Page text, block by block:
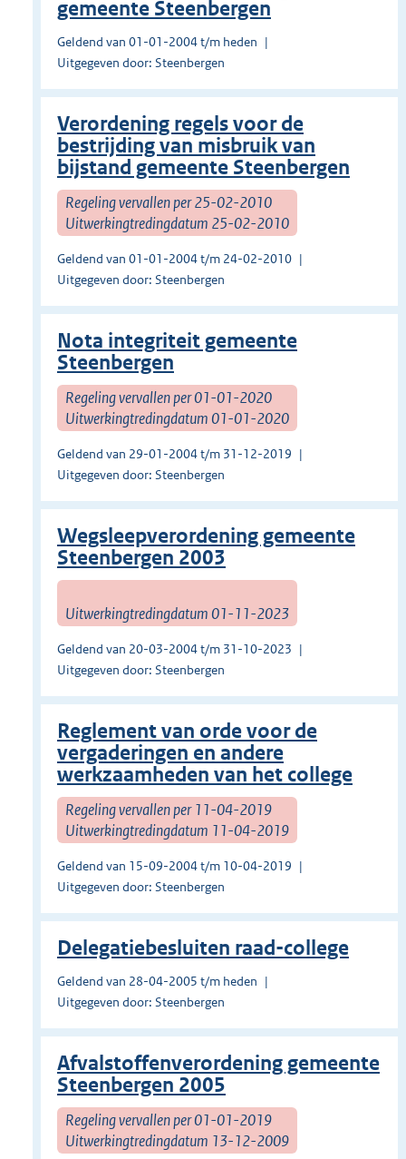
gemeente Steenbergen
Geldend van 01-01-2004 t/m heden
Uitgegeven door: Steenbergen
Verordening regels voor de
bestrijding van misbruik van
bijstand gemeente Steenbergen
Regeling vervallen per 25-02-2010
Uitwerkingtredingdatum 25-02-2010
Geldend van 01-01-2004 t/m 24-02-2010
Uitgegeven door: Steenbergen
Nota integriteit gemeente
Steenbergen
Regeling vervallen per 01-01-2020
Uitwerkingtredingdatum 01-01-2020
Geldend van 29-01-2004 t/m 31-12-2019
Uitgegeven door: Steenbergen
Wegsleepverordening gemeente
Steenbergen 2003
Uitwerkingtredingdatum 01-11-2023
Geldend van 20-03-2004 t/m 31-10-2023
Uitgegeven door: Steenbergen
Reglement van orde voor de
vergaderingen en andere
werkzaamheden van het college
Regeling vervallen per 11-04-2019
Uitwerkingtredingdatum 11-04-2019
Geldend van 15-09-2004 t/m 10-04-2019
Uitgegeven door: Steenbergen
Delegatiebesluiten raad-college
Geldend van 28-04-2005 t/m heden
Uitgegeven door: Steenbergen
Afvalstoffenverordening gemeente
Steenbergen 2005
Regeling vervallen per 01-01-2019
Uitwerkingtredingdatum 13-12-2009